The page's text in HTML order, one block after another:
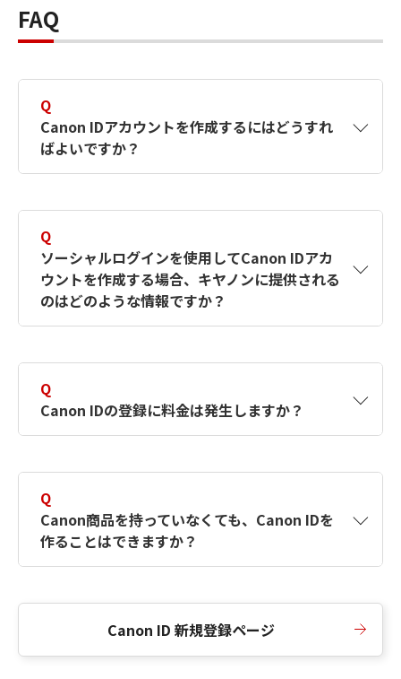
FAQ
Q
Canon IDアカウントを作成するにはどうすれ
ばよいですか？
す。詳しい作成方法は【カメラ】Canon IDとは
何ですか？Canon IDの作成方法は？をご確認く
ださい。
Q
ソーシャルログインを使用してCanon IDアカ
ウントを作成する場合、キヤノンに提供される
のはどのような情報ですか？
択したサービスから取得します。アカウントを
簡単に作成できるように、この情報を使用して
Canon IDの登録フォームを入力します。
Q
Canon IDの登録に料金は発生しますか？
Q
Canon商品を持っていなくても、Canon IDを
作ることはできますか？
Canon ID 新規登録ページ